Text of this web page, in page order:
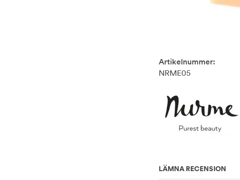
Artikelnummer:
NRME05
LÄMNA RECENSION